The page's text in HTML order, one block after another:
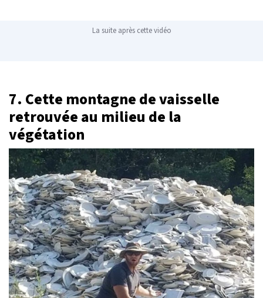
La suite après cette vidéo
7. Cette montagne de vaisselle
retrouvée au milieu de la
végétation